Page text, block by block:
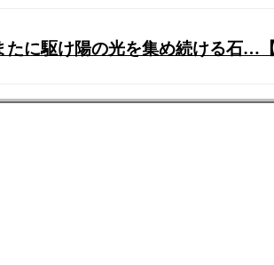
たに駆け陽の光を集め続ける石…